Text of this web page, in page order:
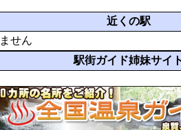
近くの駅
せん
駅街ガイド姉妹サイ